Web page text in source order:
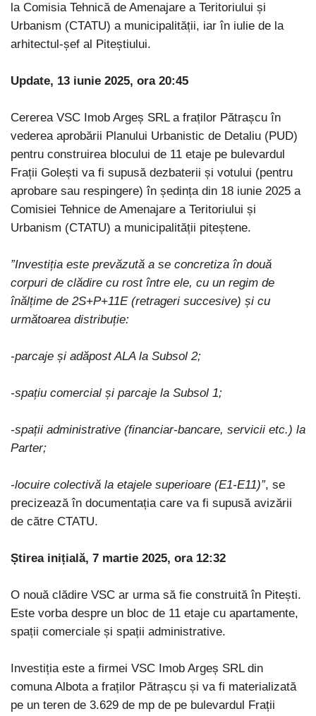
la Comisia Tehnică de Amenajare a Teritoriului și
Urbanism (CTATU) a municipalității, iar în iulie de la
arhitectul-șef al Piteștiului.
Update, 13 iunie 2025, ora 20:45
Cererea VSC Imob Argeș SRL a fraților Pătrașcu în
vederea aprobării Planului Urbanistic de Detaliu (PUD)
pentru construirea blocului de 11 etaje pe bulevardul
Frații Golești va fi supusă dezbaterii și votului (pentru
aprobare sau respingere) în ședința din 18 iunie 2025 a
Comisiei Tehnice de Amenajare a Teritoriului și
Urbanism (CTATU) a municipalității piteștene.
”Investiția este prevăzută a se concretiza în două
corpuri de clădire cu rost între ele, cu un regim de
înălțime de 2S+P+11E (retrageri succesive) și cu
următoarea distribuție:
-parcaje și adăpost ALA la Subsol 2;
-spațiu comercial și parcaje la Subsol 1;
-spații administrative (financiar-bancare, servicii etc.) la
Parter;
-locuire colectivă la etajele superioare (E1-E11)”, se
precizează în documentația care va fi supusă avizării
de către CTATU.
Știrea inițială, 7 martie 2025, ora 12:32
O nouă clădire VSC ar urma să fie construită în Pitești.
Este vorba despre un bloc de 11 etaje cu apartamente,
spații comerciale și spații administrative.
Investiția este a firmei VSC Imob Argeș SRL din
comuna Albota a fraților Pătrașcu și va fi materializată
pe un teren de 3.629 de mp de pe bulevardul Frații